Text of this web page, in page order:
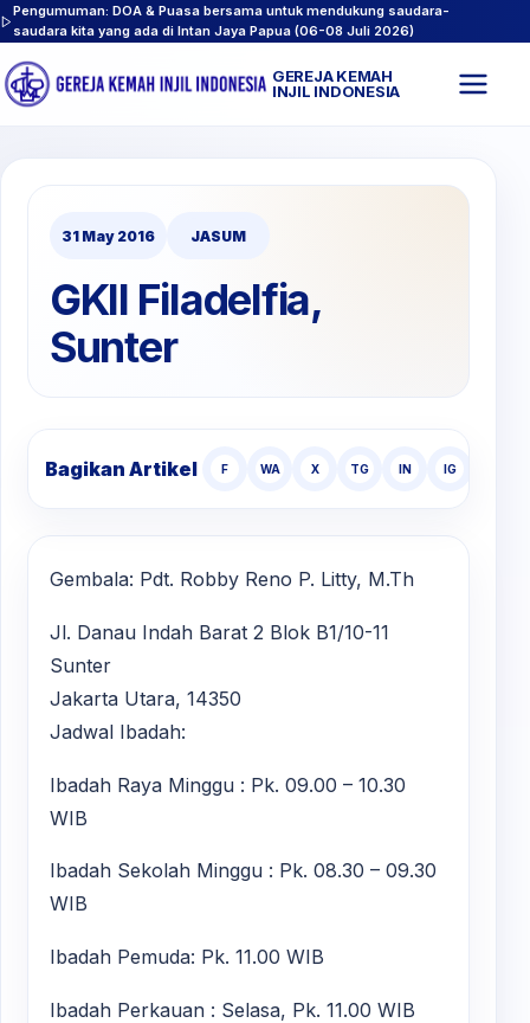
Pengumuman: DOA & Puasa bersama untuk mendukung saudara-
saudara kita yang ada di Intan Jaya Papua (06-08 Juli 2026)
GEREJA KEMAH
INJIL INDONESIA
31 May 2016 JASUM
GKII Filadelfia,
Sunter
Bagikan Artikel F WA X TG IN IG
Gembala: Pdt. Robby Reno P. Litty, M.Th
Jl. Danau Indah Barat 2 Blok B1/10-11
Sunter
Jakarta Utara, 14350
Jadwal Ibadah:
Ibadah Raya Minggu : Pk. 09.00 – 10.30
WIB
Ibadah Sekolah Minggu : Pk. 08.30 – 09.30
WIB
Ibadah Pemuda: Pk. 11.00 WIB
Ibadah Perkauan : Selasa, Pk. 11.00 WIB